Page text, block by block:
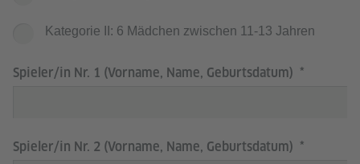
Kategorie II: 6 Mädchen zwischen 11-13 Jahren
Spieler/in Nr. 1 (Vorname, Name, Geburtsdatum)
Spieler/in Nr. 2 (Vorname, Name, Geburtsdatum)